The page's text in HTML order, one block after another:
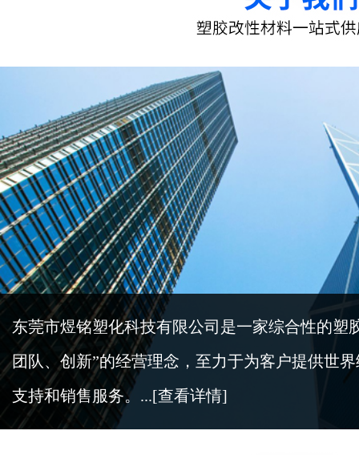
东莞市煜铭塑化科技有限公司是一家综合性的塑
团队、创新”的经营理念，至力于为客户提供世
支持和销售服务。...[查看详情]